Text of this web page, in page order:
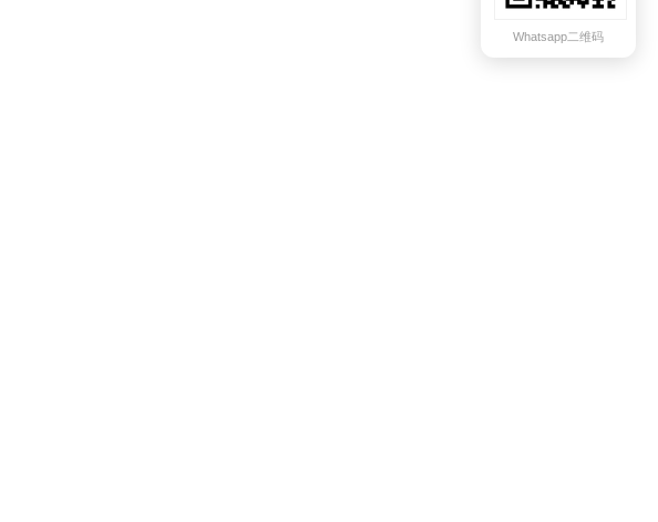
Whatsapp二维码